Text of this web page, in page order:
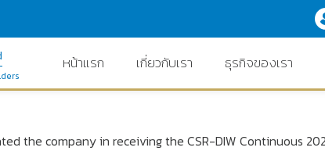
หน้าแรก เกี่ยวกับเรา ธุรกิจของเรา
the company in receiving the CSR-DIW Continuous